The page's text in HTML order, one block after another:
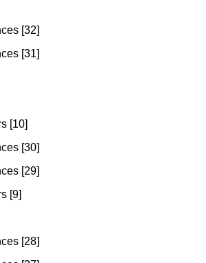
[32]
[31]
[10]
[30]
[29]
[9]
[28]